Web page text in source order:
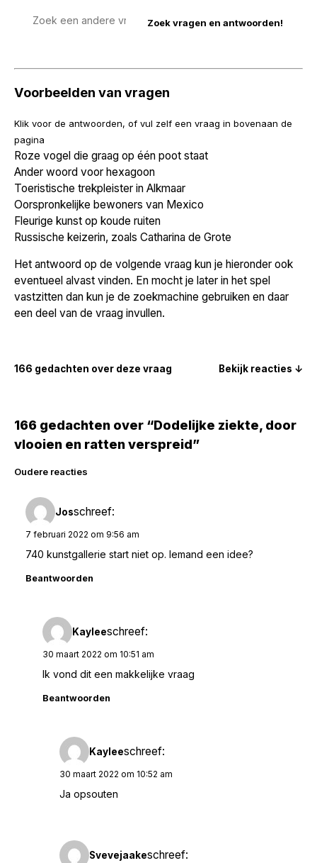
Voorbeelden van vragen
Klik voor de antwoorden, of vul zelf een vraag in bovenaan de
pagina
Roze vogel die graag op één poot staat
Ander woord voor hexagoon
Toeristische trekpleister in Alkmaar
Oorspronkelijke bewoners van Mexico
Fleurige kunst op koude ruiten
Russische keizerin, zoals Catharina de Grote
Het antwoord op de volgende vraag kun je hieronder ook
eventueel alvast vinden. En mocht je later in het spel
vastzitten dan kun je de zoekmachine gebruiken en daar
een deel van de vraag invullen.
166 gedachten over deze vraag Bekijk reacties ↓
166 gedachten over “Dodelijke ziekte, door
vlooien en ratten verspreid”
Reacties
navigatie
Oudere reacties
Josschreef:
7 februari 2022 om 9:56 am
740 kunstgallerie start niet op. Iemand een idee?
Beantwoorden
Kayleeschreef:
30 maart 2022 om 10:51 am
Ik vond dit een makkelijke vraag
Beantwoorden
Kayleeschreef:
30 maart 2022 om 10:52 am
Ja opsouten
Svevejaakeschreef: